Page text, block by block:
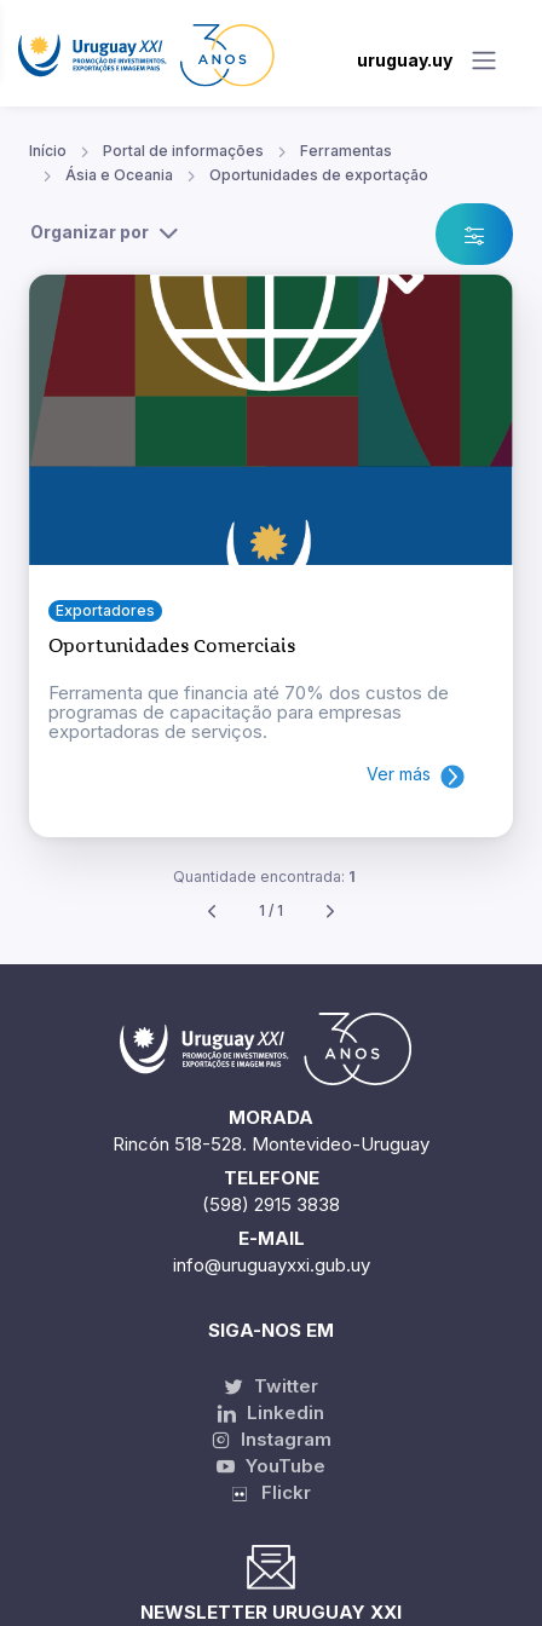
uruguay.uy
Início Portal de informações
Ferramentas
Ásia e Oceania
Oportunidades de exportação
Organizar por
Exportadores
Oportunidades Comerciais
Ferramenta que financia até 70% dos custos de
programas de capacitação para empresas
exportadoras de serviços.
Ver más
Quantidade encontrada: 1
1 / 1
MORADA
Rincón 518-528. Montevideo-Uruguay
TELEFONE
(598) 2915 3838
E-MAIL
info@uruguayxxi.gub.uy
SIGA-NOS EM
Twitter
Linkedin
Instagram
YouTube
Flickr
NEWSLETTER URUGUAY XXI